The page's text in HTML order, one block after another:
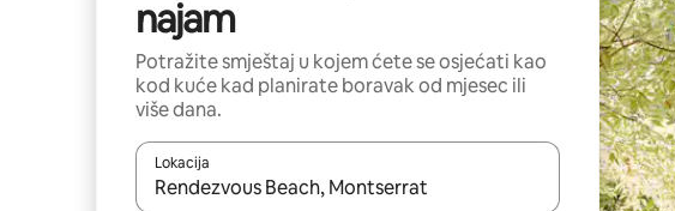
najam
Potražite smještaj u kojem ćete se osjećati kao
kod kuće kad planirate boravak od mjesec ili
više dana.
Lokacija
Kada budu dostupni rezultati, moći ćete ih pregledati koristeći se